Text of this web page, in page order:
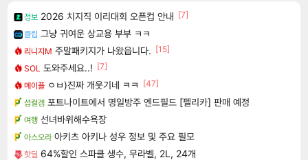
정보 2026 치지직 이리대회 오픈컵 안내 [7]
클립 그냥 귀여운 상교용 부부 ㅋㅋ
리니지M 주말패키지가 나왔읍니다. [15]
SOL 도와주세요..! [7]
메이플 ㅇㅂ)진짜 개웃기네 ㅋㅋ
[47]
섭컬겜 포트나이트에서 명일방주 엔드필드 [펠리카] 판매 예정
여행 선녀바위해수욕장
아스오라 아키츠 아키나 성우 정보 및 주요 필모
핫딜 64%할인 스파클 생수, 무라벨, 2L, 24개